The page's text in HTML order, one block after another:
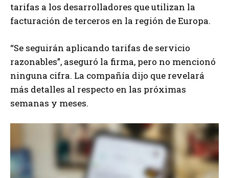
tarifas a los desarrolladores que utilizan la
facturación de terceros en la región de Europa.
“Se seguirán aplicando tarifas de servicio
razonables”, aseguró la firma, pero no mencionó
ninguna cifra. La compañía dijo que revelará
más detalles al respecto en las próximas
semanas y meses.